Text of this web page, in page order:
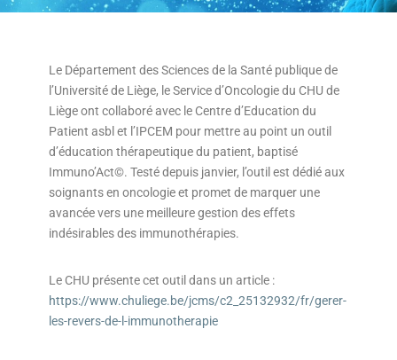
Le Département des Sciences de la Santé publique de
l’Université de Liège, le Service d’Oncologie du CHU de
Liège ont collaboré avec le Centre d’Education du
Patient asbl et l’IPCEM pour mettre au point un outil
d’éducation thérapeutique du patient, baptisé
Immuno’Act©. Testé depuis janvier, l’outil est dédié aux
soignants en oncologie et promet de marquer une
avancée vers une meilleure gestion des effets
indésirables des immunothérapies.
Le CHU présente cet outil dans un article :
https://www.chuliege.be/jcms/c2_25132932/fr/gerer-
les-revers-de-l-immunotherapie